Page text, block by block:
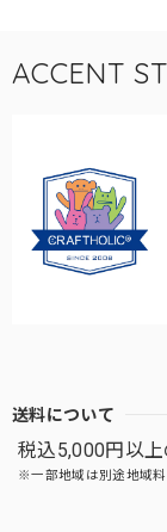
ACCENT
送料について
税込5,000円以
※一部地域は別途地域